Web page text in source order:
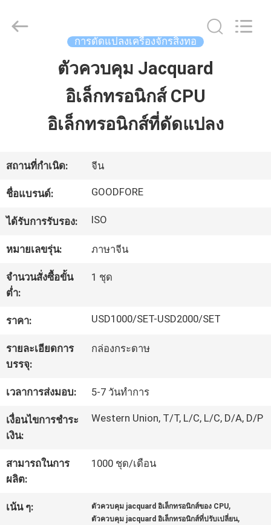
วิดีโอ
คุณภาพ
ติดต่อ
เรา
Goodfore
การดัดแปลงเครื่องจักรสิ่งทอ
ตัวควบคุม Jacquard
อิเล็กทรอนิกส์ CPU
อิเล็กทรอนิกส์ที่ดัดแปลง
สถานที่กำเนิด: จีน
ชื่อแบรนด์: GOODFORE
ได้รับการรับรอง: ISO
หมายเลขรุ่น: ภาษาจีน
จำนวนสั่งซื้อขั้น
ต่ำ:
1 ชุด
ราคา: USD1000/SET-USD2000/SET
รายละเอียดการ
บรรจุ:
กล่องกระดาษ
เวลาการส่งมอบ: 5-7 วันทำการ
เงื่อนไขการชำระ
เงิน:
Western Union, T/T, L/C, L/C, D/A, D/P
สามารถในการ
ผลิต:
1000 ชุด/เดือน
เน้น ๆ: ตัวควบคุม jacquard อิเล็กทรอนิกส์ของ CPU,
ตัวควบคุม jacquard อิเล็กทรอนิกส์ที่ปรับเปลี่ยน,